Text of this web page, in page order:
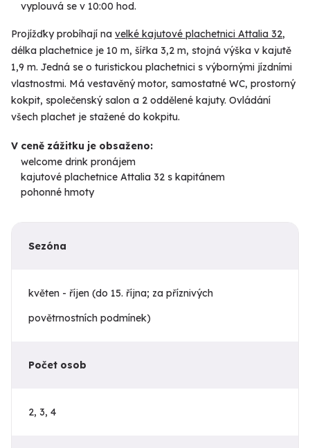
vyplouvá se v 10:00 hod.
Projížďky probíhají na velké kajutové plachetnici Attalia 32,
délka plachetnice je 10 m, šířka 3,2 m, stojná výška v kajutě
1,9 m. Jedná se o turistickou plachetnici s výbornými jízdními
vlastnostmi. Má vestavěný motor, samostatné WC, prostorný
kokpit, společenský salon a 2 oddělené kajuty. Ovládání
všech plachet je stažené do kokpitu.
V ceně zážitku je obsaženo:
welcome drink pronájem
kajutové plachetnice Attalia 32 s kapitánem
pohonné hmoty
Sezóna
květen - říjen (do 15. října; za příznivých
povětrnostních podmínek)
Počet osob
2, 3, 4